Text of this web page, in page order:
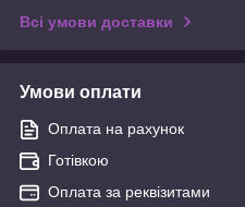
Всі умови доставки
Умови оплати
Оплата на рахунок
Готівкою
Оплата за реквізитами